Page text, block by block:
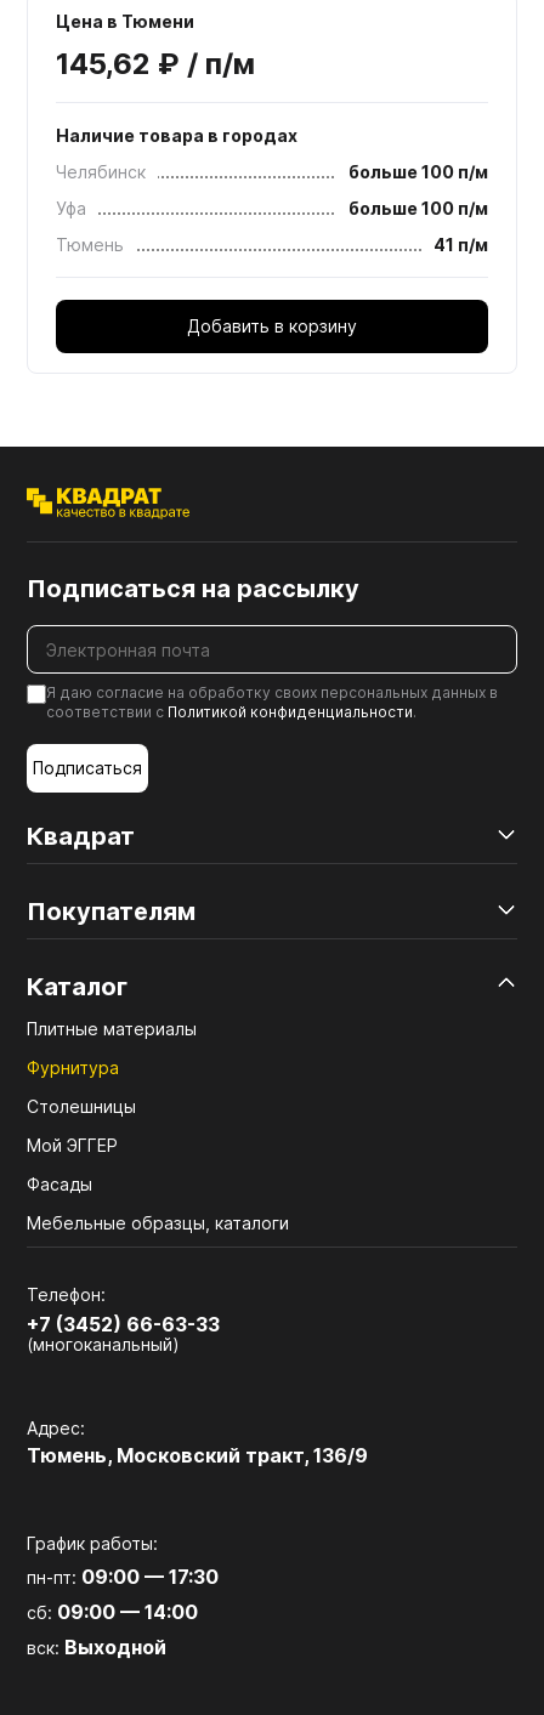
Цена в Тюмени
145,62 ₽ / п/м
Наличие товара в городах
Челябинск
больше 100 п/м
Уфа
больше 100 п/м
Тюмень
41 п/м
Добавить в корзину
Квадрат
Покупателям
Каталог
Плитные материалы
Фурнитура
Столешницы
Мой ЭГГЕР
Фасады
Мебельные образцы, каталоги
Телефон:
+7 (3452) 66-63-33
(многоканальный)
Адрес:
Тюмень, Московский тракт, 136/9
График работы:
пн-пт: 09:00 — 17:30
сб: 09:00 — 14:00
вск: Выходной
Подписаться на рассылку
Я даю согласие на обработку своих персональных данных в
соответствии с Политикой конфиденциальности.
Подписаться